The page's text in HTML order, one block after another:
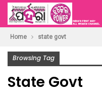
Home state govt
Browsing Tag
State Govt